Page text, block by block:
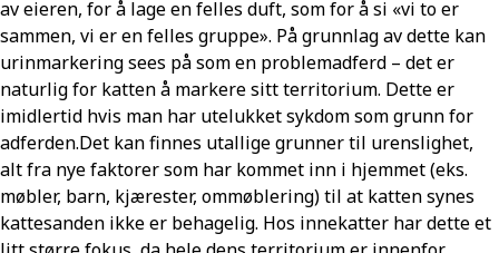
av eieren, for å lage en felles duft, som for å si «vi to er
sammen, vi er en felles gruppe». På grunnlag av dette kan
urinmarkering sees på som en problemadferd – det er
naturlig for katten å markere sitt territorium. Dette er
imidlertid hvis man har utelukket sykdom som grunn for
adferden.Det kan finnes utallige grunner til urenslighet,
alt fra nye faktorer som har kommet inn i hjemmet (eks.
møbler, barn, kjærester, ommøblering) til at katten synes
kattesanden ikke er behagelig. Hos innekatter har dette et